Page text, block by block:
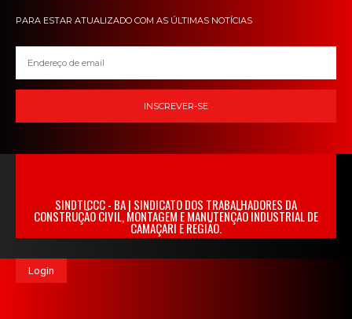
PARA ESTAR ATUALIZADO COM AS ÚLTIMAS NOTÍCIAS
INSCREVER-SE
SINDTICCC - BA | SINDICATO DOS TRABALHADORES DA
CONSTRUÇÃO CIVIL, MONTAGEM E MANUTENÇÃO INDUSTRIAL DE
CAMAÇARI E REGIÃO.
Login